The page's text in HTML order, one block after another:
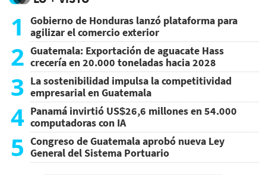
1
Gobierno de Honduras lanzó plataforma para
agilizar el comercio exterior
2 Guatemala: Exportación de aguacate Hass
crecería en 20.000 toneladas hacia 2028
3 La sostenibilidad impulsa la competitividad
empresarial en Guatemala
4 Panamá invirtió US$26,6 millones en 54.000
computadoras con IA
5 Congreso de Guatemala aprobó nueva Ley
General del Sistema Portuario